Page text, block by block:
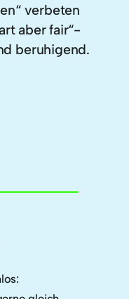
verbeten
aber fair“-
beruhigend.